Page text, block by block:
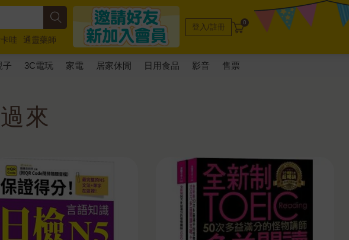
哇
通靈藥師
登入/註冊 0
子 3C電玩 家電 居家休閒 日用食品 影音 售票
來